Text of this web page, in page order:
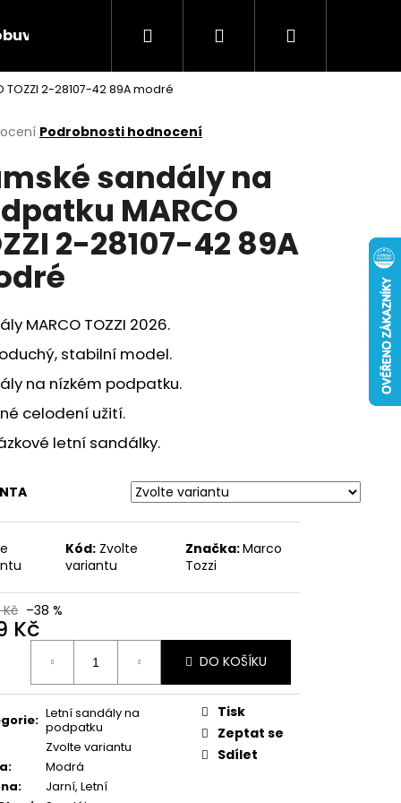
Rieker Výprodej AKCE týdne
Hledat PřihlášeníNákupní
2-28107-42 89A modré
Podrobnosti hodnocení
sandály na
MARCO
2-28107-42 89A
MARCO TOZZI 2026.
stabilní model.
na nízkém podpatku.
celodení užití.
letní sandálky.
Kód: Zvolte
variantu
Značka:Marco
Tozzi
Kč –38 %
Kč
DO KOŠÍKU
: Letní sandály na
podpatku
Zvolte variantu
:
Modrá
:
Jarní, Letní
Tisk
Zeptat se
Sdílet
SANDÁLY NA
710221-08